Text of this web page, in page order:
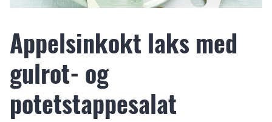
Appelsinkokt laks med
gulrot- og
potetstappesalat